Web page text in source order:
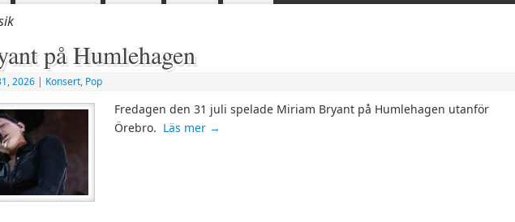
på Humlehagen
2026 | Konsert, Pop
Fredagen den 31 juli spelade Miriam Bryant på Humlehagen utanför
Örebro. Läs mer →